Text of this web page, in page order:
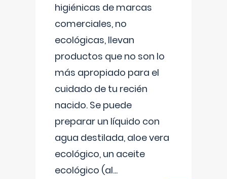
higiénicas de marcas
comerciales, no
ecológicas, llevan
productos que no son lo
más apropiado para el
cuidado de tu recién
nacido. Se puede
preparar un líquido con
agua destilada, aloe vera
ecológico, un aceite
ecológico (al...